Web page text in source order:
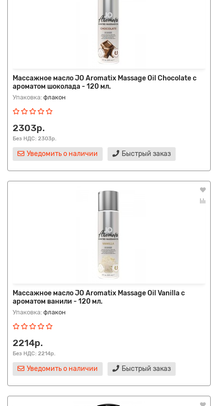
Массажное масло JO Aromatix Massage Oil Chocolate с
ароматом шоколада - 120 мл.
Упаковка: флакон
2303р.
Без НДС: 2303р.
Уведомить о наличии Быстрый заказ
Массажное масло JO Aromatix Massage Oil Vanilla с
ароматом ванили - 120 мл.
Упаковка: флакон
2214р.
Без НДС: 2214р.
Уведомить о наличии Быстрый заказ